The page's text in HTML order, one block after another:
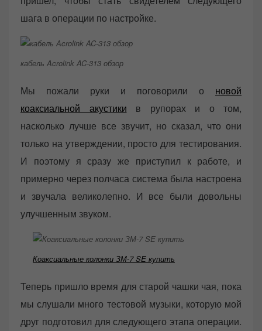
шага в операции по настройке.
кабель Acrolink AC-313 обзор
Мы пожали руки и поговорили о новой
коаксиальной акустики в рупорах и о том,
насколько лучше все звучит, но сказал, что они
только на утверждении, просто для тестирования.
И поэтому я сразу же приступил к работе, и
примерно через полчаса система была настроена
и звучала великолепно. И все были довольны
улучшенным звуком.
Коаксиальные колонки ЗМ-7 SE купить
Теперь пришло время для старой чашки чая, пока
мы слушали много тестовой музыки, которую мой
друг подготовил для следующего этапа операции.